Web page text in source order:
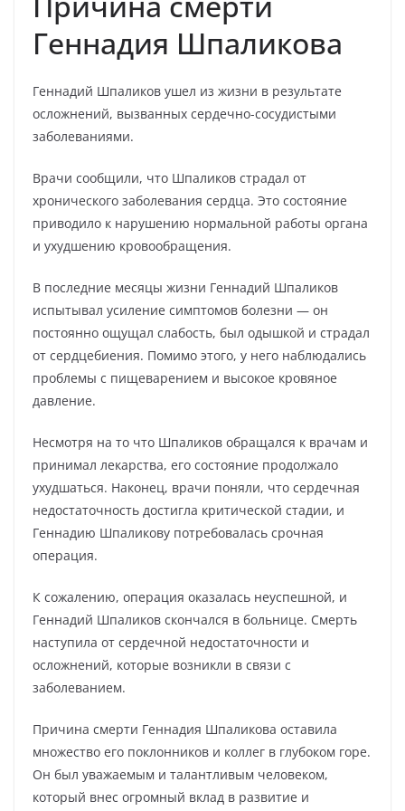
Геннадия Шпаликова
Геннадий Шпаликов ушел из жизни в результате
осложнений, вызванных сердечно-сосудистыми
заболеваниями.
Врачи сообщили, что Шпаликов страдал от
хронического заболевания сердца. Это состояние
приводило к нарушению нормальной работы органа
и ухудшению кровообращения.
В последние месяцы жизни Геннадий Шпаликов
испытывал усиление симптомов болезни — он
постоянно ощущал слабость, был одышкой и страдал
от сердцебиения. Помимо этого, у него наблюдались
проблемы с пищеварением и высокое кровяное
давление.
Несмотря на то что Шпаликов обращался к врачам и
принимал лекарства, его состояние продолжало
ухудшаться. Наконец, врачи поняли, что сердечная
недостаточность достигла критической стадии, и
Геннадию Шпаликову потребовалась срочная
операция.
К сожалению, операция оказалась неуспешной, и
Геннадий Шпаликов скончался в больнице. Смерть
наступила от сердечной недостаточности и
осложнений, которые возникли в связи с
заболеванием.
Причина смерти Геннадия Шпаликова оставила
множество его поклонников и коллег в глубоком горе.
Он был уважаемым и талантливым человеком,
который внес огромный вклад в развитие и